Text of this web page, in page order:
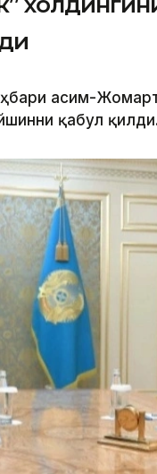
Қасим-
қабул